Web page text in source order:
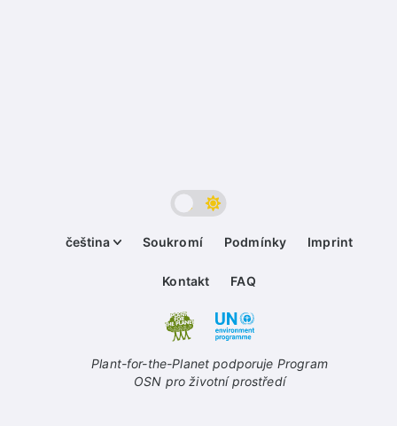
čeština Soukromí Podmínky Imprint
Kontakt FAQ
Plant-for-the-Planet podporuje Program
OSN pro životní prostředí